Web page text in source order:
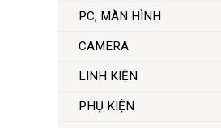
PC, MÀN HÌNH
CAMERA
LINH KIỆN
PHỤ KIỆN